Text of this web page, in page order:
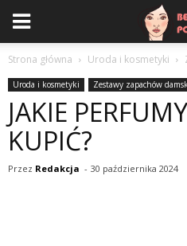
Strona główna Uroda i kosmetyki
Uroda i kosmetyki Zestawy zapachów
JAKIE
KUPIĆ?
Przez Redakcja - 30 października 2024